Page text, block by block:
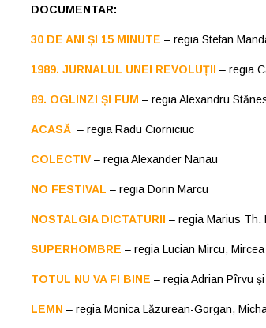
DOCUMENTAR:
30 DE ANI ȘI 15 MINUTE – regia Stefan
1989. JURNALUL UNEI REVOLUȚII – regia
89. OGLINZI ȘI FUM – regia Alexandru
ACASĂ – regia Radu Ciorniciuc
COLECTIV – regia Alexander Nanau
NO FESTIVAL – regia Dorin Marcu
NOSTALGIA DICTATURII – regia Marius Th.
SUPERHOMBRE – regia Lucian Mircu,
TOTUL NU VA FI BINE – regia Adrian Pîrvu
LEMN – regia Monica Lăzurean-Gorgan,